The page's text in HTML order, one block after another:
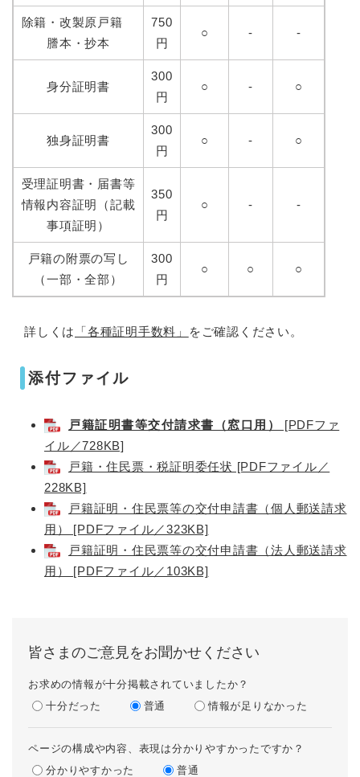
除籍・改製原戸籍
謄本・抄本
750
円
○ - -
身分証明書
300
円
○ - ○
独身証明書
300
円
○ - ○
受理証明書・届書等
情報内容証明（記載
事項証明）
350
円
○ - -
戸籍の附票の写し
（一部・全部）
300
円
○ ○ ○
詳しくは 「各種証明手数料」 をご確認ください。
添付ファイル
戸籍証明書等交付請求書（窓口用）
[PDFファ
イル／728KB]
戸籍・住民票・税証明委任状 [PDFファイル／
228KB]
戸籍証明・住民票等の交付申請書（個人郵送請求
用） [PDFファイル／323KB]
戸籍証明・住民票等の交付申請書（法人郵送請求
用） [PDFファイル／103KB]
皆さまのご意見をお聞かせください
お求めの情報が十分掲載されていましたか？
十分だった
普通 情報が足りなかった
ページの構成や内容、表現は分かりやすかったですか？
分かりやすかった
普通